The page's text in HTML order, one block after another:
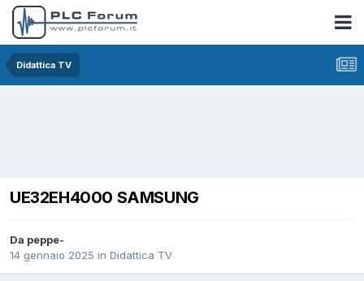
Didattica TV
UE32EH4000 SAMSUNG
Da peppe-
14 gennaio 2025 in Didattica TV